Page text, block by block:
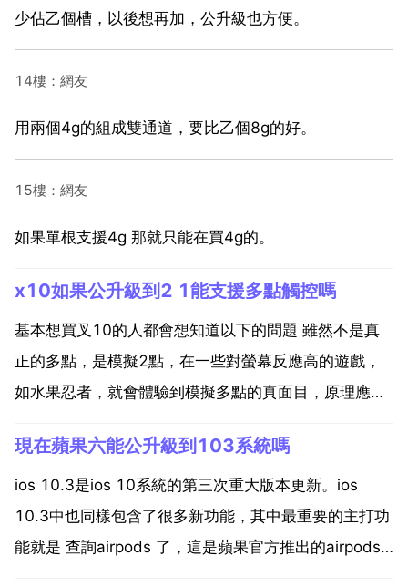
少佔乙個槽，以後想再加，公升級也方便。
14樓：網友
用兩個4g的組成雙通道，要比乙個8g的好。
15樓：網友
如果單根支援4g 那就只能在買4g的。
x10如果公升級到2 1能支援多點觸控嗎
基本想買叉10的人都會想知道以下的問題 雖然不是真
正的多點，是模擬2點，在一些對螢幕反應高的遊戲，
如水果忍者，就會體驗到模擬多點的真面目，原理應該
了在水果忍者中，在其他遊戲或者操作和真的多點差別
不大，還有叉10的螢幕色彩引數寫著6.5萬，有人說2.1
後...
現在蘋果六能公升級到103系統嗎
ios 10.3是ios 10系統的第三次重大版本更新。ios
10.3中也同樣包含了很多新功能，其中最重要的主打功
能就是 查詢airpods 了，這是蘋果官方推出的airpods